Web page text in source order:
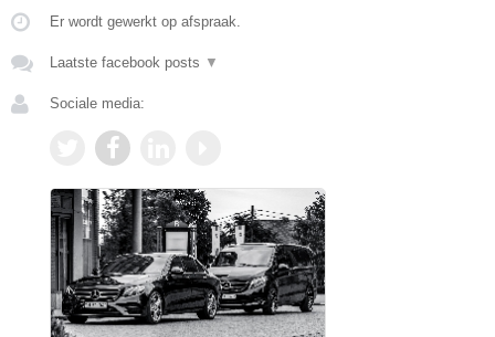
Er wordt gewerkt op afspraak.
Laatste facebook posts ▼
Sociale media: